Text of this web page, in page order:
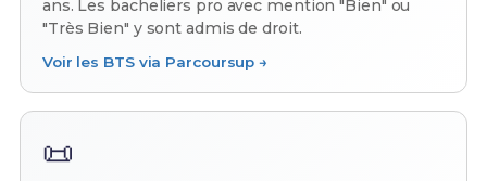
ans. Les bacheliers pro avec mention "Bien" ou
"Très Bien" y sont admis de droit.
Voir les BTS via Parcoursup →
📜